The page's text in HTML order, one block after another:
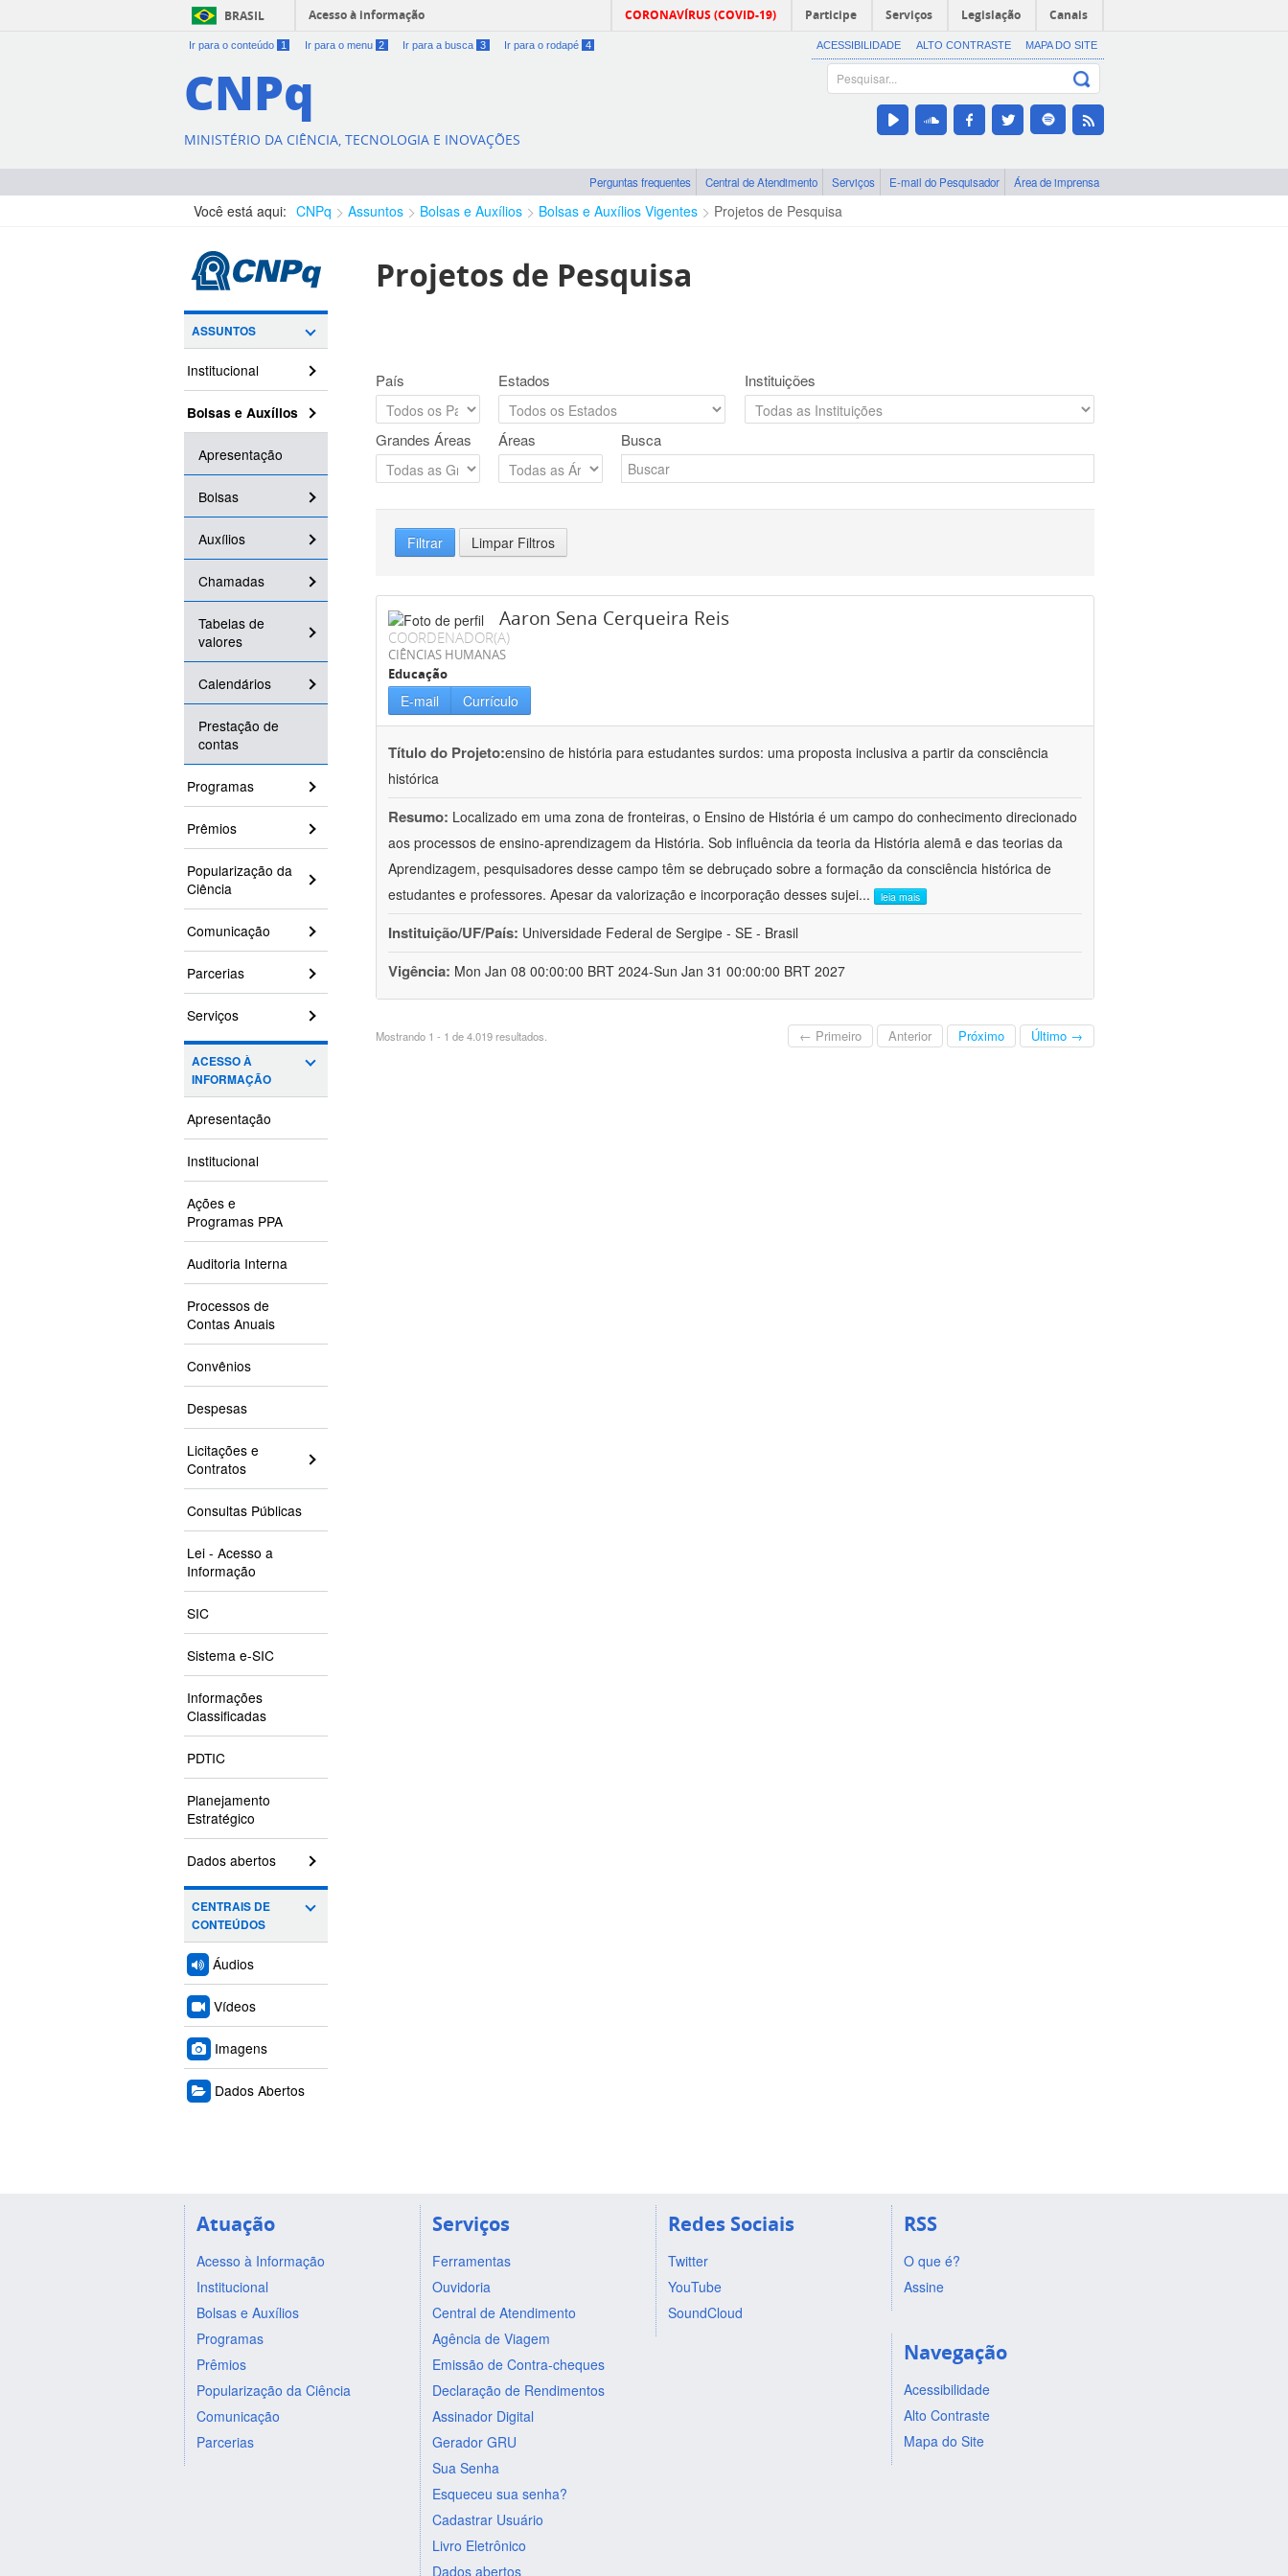
BRASIL Acesso à informação CORONAVÍRUS (COVID-19) Participe Serviços Legislação Canais
Ir para o conteúdo 1 Ir para o menu 2 Ir para a busca 3 Ir para o rodapé 4 ACESSIBILIDADE ALTO CONTRASTE MAPA DO SITE
CNPq
MINISTÉRIO DA CIÊNCIA, TECNOLOGIA E INOVAÇÕES
Perguntas frequentes Central de Atendimento Serviços E-mail do Pesquisador Área de imprensa
Você está aqui: CNPq Assuntos Bolsas e Auxílios Bolsas e Auxílios Vigentes Projetos de Pesquisa
ASSUNTOS
Institucional
Bolsas e Auxílios
Apresentação
Bolsas
Auxílios
Chamadas
Tabelas de
valores
Calendários
Prestação de
contas
Programas
Prêmios
Popularização da
Ciência
Comunicação
Parcerias
Serviços
ACESSO À
INFORMAÇÃO
Apresentação
Institucional
Ações e
Programas PPA
Auditoria Interna
Processos de
Contas Anuais
Convênios
Despesas
Licitações e
Contratos
Consultas Públicas
Lei - Acesso a
Informação
SIC
Sistema e-SIC
Informações
Classificadas
PDTIC
Planejamento
Estratégico
Dados abertos
CENTRAIS DE
CONTEÚDOS
Áudios
Vídeos
Imagens
Dados Abertos
Projetos de Pesquisa
País Estados Instituições
Grandes Áreas Áreas Busca
Filtrar Limpar Filtros
Aaron Sena Cerqueira Reis
COORDENADOR(A)
CIÊNCIAS HUMANAS
Educação
E-mail Currículo
Título do Projeto:ensino de história para estudantes surdos: uma proposta inclusiva a partir da consciência
histórica
Resumo: Localizado em uma zona de fronteiras, o Ensino de História é um campo do conhecimento direcionado
aos processos de ensino-aprendizagem da História. Sob influência da teoria da História alemã e das teorias da
Aprendizagem, pesquisadores desse campo têm se debruçado sobre a formação da consciência histórica de
estudantes e professores. Apesar da valorização e incorporação desses sujei... leia mais
Instituição/UF/País: Universidade Federal de Sergipe - SE - Brasil
Vigência: Mon Jan 08 00:00:00 BRT 2024-Sun Jan 31 00:00:00 BRT 2027
Mostrando 1 - 1 de 4.019 resultados. ← Primeiro Anterior Próximo Último →
Atuação
Acesso à Informação
Institucional
Bolsas e Auxílios
Programas
Prêmios
Popularização da Ciência
Comunicação
Parcerias
Serviços
Ferramentas
Ouvidoria
Central de Atendimento
Agência de Viagem
Emissão de Contra-cheques
Declaração de Rendimentos
Assinador Digital
Gerador GRU
Sua Senha
Esqueceu sua senha?
Cadastrar Usuário
Livro Eletrônico
Dados abertos
Redes Sociais
Twitter
YouTube
SoundCloud
RSS
O que é?
Assine
Navegação
Acessibilidade
Alto Contraste
Mapa do Site